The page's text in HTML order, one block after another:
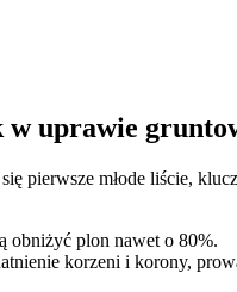
w uprawie
pierwsze młode liście,
obniżyć plon nawet o 80%.
korzeni i korony,